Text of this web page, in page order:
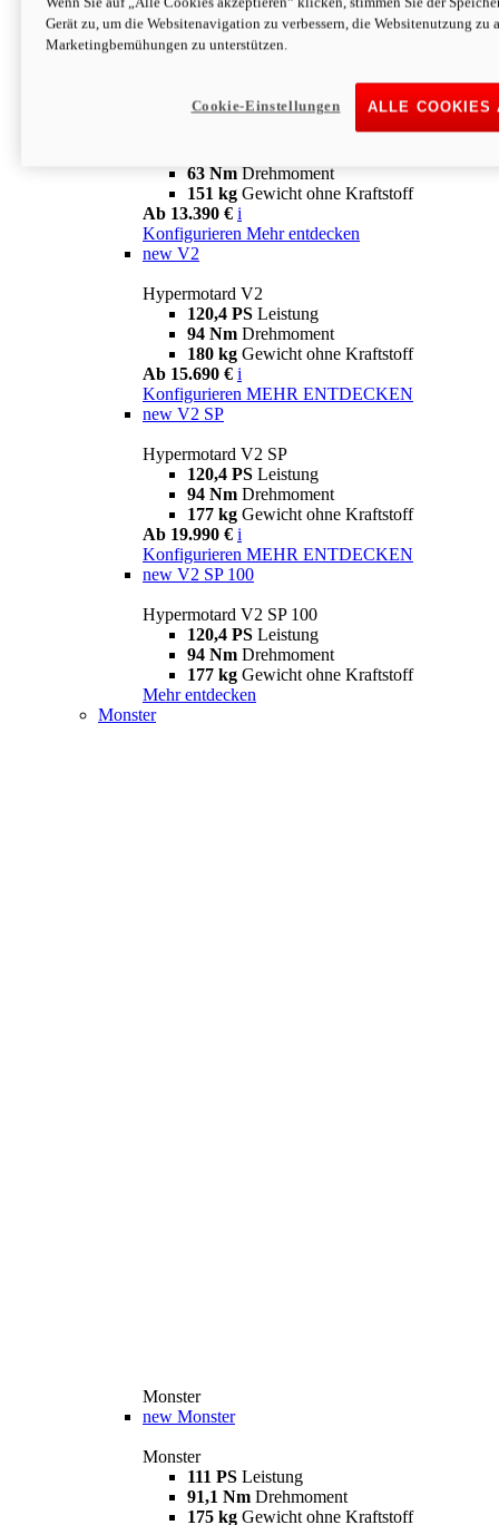
63 NmDrehmoment
151 kgGewicht ohne Kraftstoff
Ab 13.890 € i
63 Nm Drehmoment
151 kg Gewicht ohne Kraftstoff
Ab 13.390 € i
Konfigurieren Mehr entdecken
new V2
Hypermotard V2
120,4 PS Leistung
94 Nm Drehmoment
180 kg Gewicht ohne Kraftstoff
Ab 15.690 € i
Konfigurieren MEHR ENTDECKEN
new V2 SP
Hypermotard V2 SP
120,4 PS Leistung
94 Nm Drehmoment
177 kg Gewicht ohne Kraftstoff
Ab 19.990 € i
Konfigurieren MEHR ENTDECKEN
new V2 SP 100
Hypermotard V2 SP 100
120,4 PS Leistung
94 Nm Drehmoment
177 kg Gewicht ohne Kraftstoff
Mehr entdecken
Monster
Monster
new Monster
Monster
111 PS Leistung
91,1 Nm Drehmoment
175 kg Gewicht ohne Kraftstoff
Gerät zu, um die Websitenavigation zu verbessern, die Websitenutzung zu
Marketingbemühungen zu unterstützen.
ALLE COOKIES
Cookie-Einstellungen